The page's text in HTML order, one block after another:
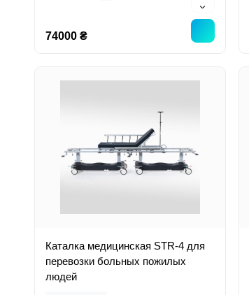
74000 ₴
Каталка медицинская STR-4 для
перевозки больных пожилых
людей